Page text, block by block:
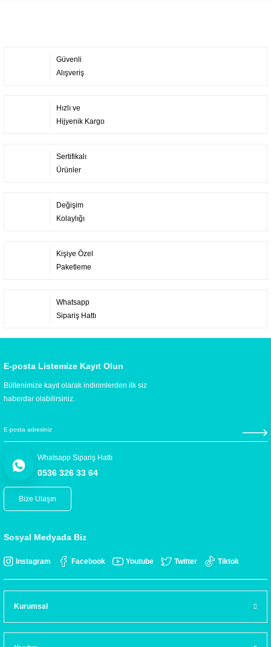
Güvenli
Alışveriş
Hızlı ve
Hijyenik Kargo
Sertifikalı
Ürünler
Değişim
Kolaylığı
Kişiye Özel
Paketleme
Whatsapp
Sipariş Hattı
E-posta Listemize Kayıt Olun
Bültenimize kayıt olarak indirimlerden ilk siz
haberdar olabilirsiniz.
Whatsapp Sipariş Hattı
0536 326 33 64
Bize Ulaşın
Sosyal Medyada Biz
Instagram Facebook Youtube Twitter Tiktok
Kurumsal